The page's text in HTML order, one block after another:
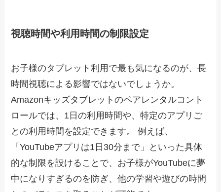
視聴時間や利用時間の制限設定
お子様のタブレット利用で最も気になるのが、長
時間視聴による影響ではないでしょうか。
Amazonキッズタブレットのペアレンタルコント
ロールでは、1日の利用時間や、特定のアプリご
との利用時間を設定できます。 例えば、
「YouTubeアプリは1日30分まで」といった具体
的な制限を設けることで、お子様がYouTubeに夢
中になりすぎるのを防ぎ、他の学習や遊びの時間